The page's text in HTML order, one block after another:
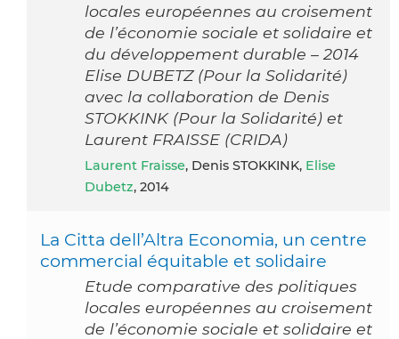
locales européennes au croisement
de l’économie sociale et solidaire et
du développement durable – 2014
Elise DUBETZ (Pour la Solidarité)
avec la collaboration de Denis
STOKKINK (Pour la Solidarité) et
Laurent FRAISSE (CRIDA)
Laurent Fraisse, Denis STOKKINK, Elise
Dubetz, 2014
La Citta dell’Altra Economia, un centre
commercial équitable et solidaire
Etude comparative des politiques
locales européennes au croisement
de l’économie sociale et solidaire et